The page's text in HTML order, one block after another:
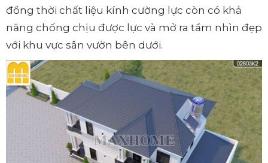
đồng thời chất liệu kính cường lực còn có khả
năng chống chịu được lực và mở ra tầm nhìn đẹp
với khu vực sân vườn bên dưới.